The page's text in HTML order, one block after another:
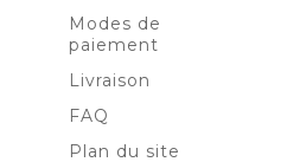
Modes de
paiement
Livraison
FAQ
Plan du site